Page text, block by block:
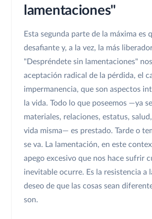
lamentaciones"
Esta segunda parte de la máxima es
desafiante y, a la vez, la más
"Despréndete sin lamentaciones"
aceptación radical de la pérdida, el
impermanencia, que son aspectos
la vida. Todo lo que poseemos —ya
materiales, relaciones, estatus,
vida misma— es prestado. Tarde o
se va. La lamentación, en este
apego excesivo que nos hace sufrir
inevitable ocurre. Es la resistencia a
deseo de que las cosas sean
son.